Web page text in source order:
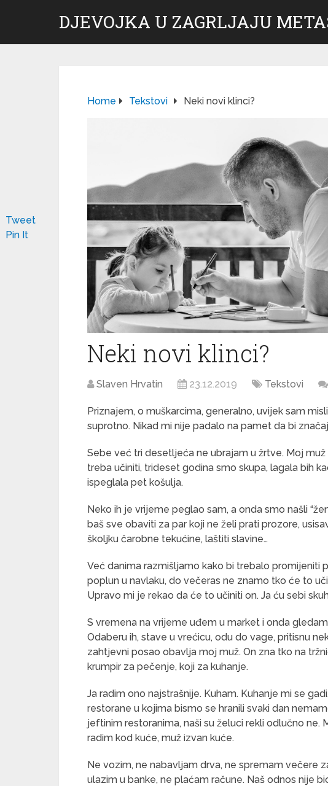
DJEVOJKA U ZAGRLJAJU
Home Tekstovi Neki novi klinci?
Neki novi klinci?
Slaven Hrvatin 23.12.2019 Tekstovi
Priznajem, o muškarcima, generalno, uvijek sam
suprotno. Nikad mi nije padalo na pamet da bi
Sebe već tri desetljeća ne ubrajam u žrtve. Moj
treba učiniti, trideset godina smo skupa, lagala bih
ispeglala pet košulja.
Neko ih je vrijeme peglao sam, a onda smo našli
baš sve obaviti za par koji ne želi prati prozore,
školjku čarobne tekućine, laštiti slavine…
Već danima razmišljamo kako bi trebalo promijeniti
poplun u navlaku, do večeras ne znamo tko će to
Upravo mi je rekao da će to učiniti on. Ja ću sebi
S vremena na vrijeme uđem u market i onda
Odaberu ih, stave u vrećicu, odu do vage, pritisnu
zahtjevni posao obavlja moj muž. On zna tko na
krumpir za pečenje, koji za kuhanje.
Ja radim ono najstrašnije. Kuham. Kuhanje mi se
restorane u kojima bismo se hranili svaki dan
jeftinim restoranima, naši su želuci rekli odlučno ne.
radim kod kuće, muž izvan kuće.
Ne vozim, ne nabavljam drva, ne spremam večere
ulazim u banke, ne plaćam račune. Naš odnos nije
Tweet
Pin It